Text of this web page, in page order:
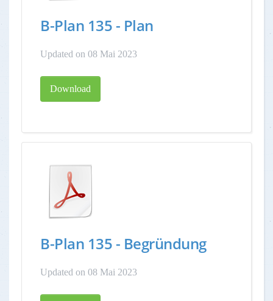
B-Plan 135 - Plan
Updated on 08 Mai 2023
Download
B-Plan 135 - Begründung
Updated on 08 Mai 2023